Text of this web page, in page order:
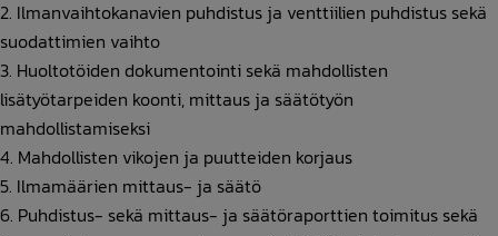
Ilmanvaihtokanavien puhdistus ja venttiilien puhdistus sekä
suodattimien vaihto
Huoltotöiden dokumentointi sekä mahdollisten
lisätyötarpeiden koonti, mittaus ja säätötyön
mahdollistamiseksi
Mahdollisten vikojen ja puutteiden korjaus
Ilmamäärien mittaus- ja säätö
Puhdistus- sekä mittaus- ja säätöraporttien toimitus sekä